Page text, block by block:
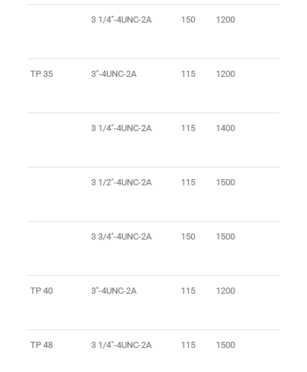
3 1/4"-4UNC-2A 150 1200
TP 35 3"-4UNC-2A 115 1200
3 1/4"-4UNC-2A 115 1400
3 1/2"-4UNC-2A 115 1500
3 3/4"-4UNC-2A 150 1500
TP 40 3"-4UNC-2A 115 1200
TP 48 3 1/4"-4UNC-2A 115 1500